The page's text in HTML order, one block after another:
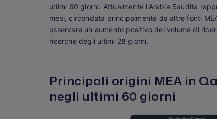
ultimi 60 giorni. Attualmente l'Arabia Saudita
mesi, circondata principalmente da altre fonti
osservare un aumento positivo del volume di
ricerche degli ultimi 28 giorni.
Principali origini MEA in
negli ultimi 60 giorni